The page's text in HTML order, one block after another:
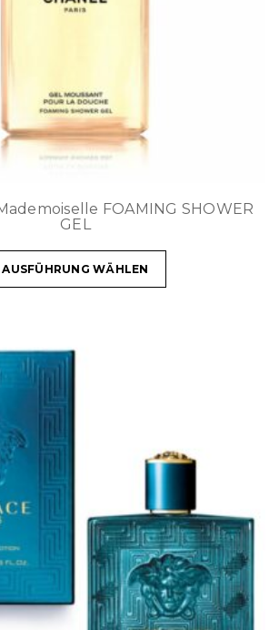
FOAMING SHOWER
GEL
AUSFÜHRUNG WÄHLEN